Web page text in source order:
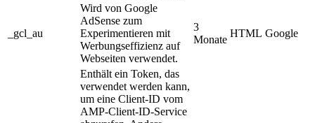
_gcl_au
Wird von Google
AdSense zum
Experimentieren mit
Werbungseffizienz auf
Webseiten verwendet.
3
Monate
HTML Google
Enthält ein Token, das
verwendet werden kann,
um eine Client-ID vom
AMP-Client-ID-Service